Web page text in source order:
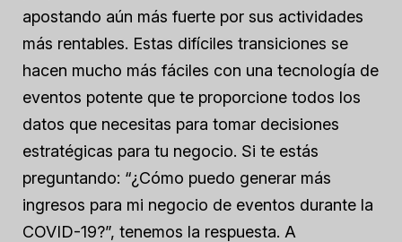
apostando aún más fuerte por sus actividades
más rentables. Estas difíciles transiciones se
hacen mucho más fáciles con una tecnología de
eventos potente que te proporcione todos los
datos que necesitas para tomar decisiones
estratégicas para tu negocio. Si te estás
preguntando: “¿Cómo puedo generar más
ingresos para mi negocio de eventos durante la
COVID-19?”, tenemos la respuesta. A